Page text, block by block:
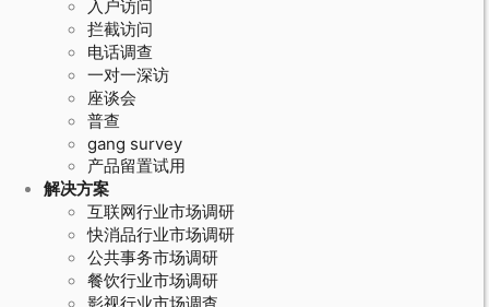
入户访问
拦截访问
电话调查
一对一深访
座谈会
普查
gang survey
产品留置试用
解决方案
互联网行业市场调研
快消品行业市场调研
公共事务市场调研
餐饮行业市场调研